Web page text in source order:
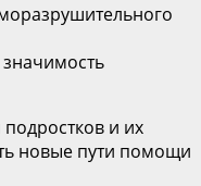
и их
новые пути помощи